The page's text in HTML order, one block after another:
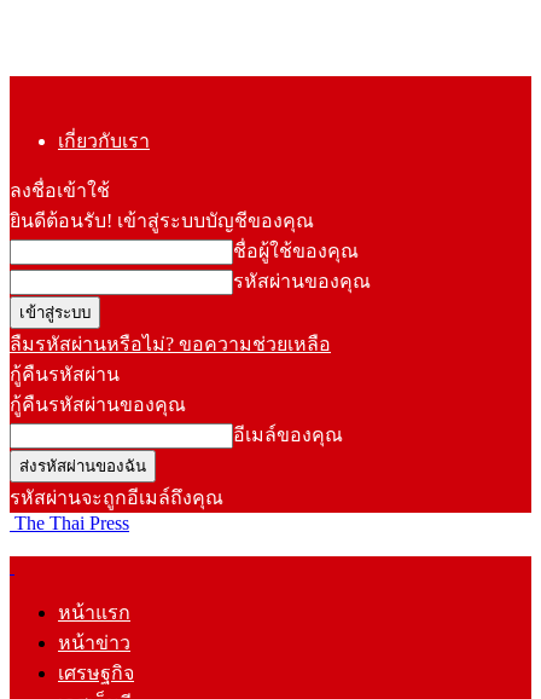
เกี่ยวกับเรา
ลงชื่อเข้าใช้
ยินดีต้อนรับ! เข้าสู่ระบบบัญชีของคุณ
ชื่อผู้ใช้ของคุณ
รหัสผ่านของคุณ
ลืมรหัสผ่านหรือไม่? ขอความช่วยเหลือ
กู้คืนรหัสผ่าน
กู้คืนรหัสผ่านของคุณ
อีเมล์ของคุณ
รหัสผ่านจะถูกอีเมล์ถึงคุณ
The Thai Press
หน้าแรก
หน้าข่าว
เศรษฐกิจ